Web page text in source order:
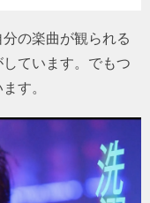
の楽曲が観られる
ています。でもつ
す。